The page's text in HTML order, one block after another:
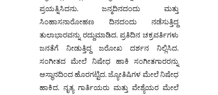
ಪ್ರಯತ್ನಿಸಿದನು. ಜನ್ಮದಿನದಂದು ಮತ್ತು
ಸಿಂಹಾಸನಾರೋಹಣ ದಿನದಂದು ನಡೆಸುತ್ತಿದ್ದ
ತುಲಾಭಾರವನ್ನು ರದ್ದುಮಾಡಿದ. ಪ್ರತಿದಿನ ಚಕ್ರವರ್ತಿಗಳು
ಜನತೆಗೆ ನೀಡುತ್ತಿದ್ದ ಜರೋಖ ದರ್ಶನ ನಿಲ್ಲಿಸಿದ.
ಸಂಗೀತದ ಮೇಲೆ ನಿಷೇಧ ಹಾಕಿ ಸಂಗೀತಗಾರರನ್ನು
ಆಸ್ಥಾನದಿಂದ ಹೊರಗಟ್ಟಿದ. ಜ್ಯೋತಿಷಿಗಳ ಮೇಲೆ ನಿಷೇಧ
ಹಾಕಿದ. ನೃತ್ಯ ಗಾರ್ತಿಯರು ಮತ್ತು ವೇಶ್ಯೆಯರ ಮೇಲೆ